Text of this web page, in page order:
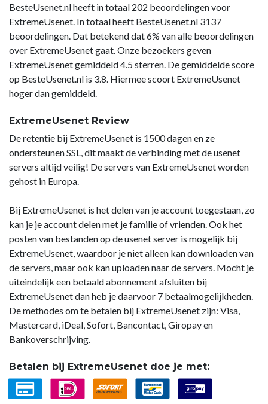
BesteUsenet.nl heeft in totaal 202 beoordelingen voor
ExtremeUsenet. In totaal heeft BesteUsenet.nl 3137
beoordelingen. Dat betekend dat 6% van alle beoordelingen
over ExtremeUsenet gaat. Onze bezoekers geven
ExtremeUsenet gemiddeld 4.5 sterren. De gemiddelde score
op BesteUsenet.nl is 3.8. Hiermee scoort ExtremeUsenet
hoger dan gemiddeld.
ExtremeUsenet Review
De retentie bij ExtremeUsenet is 1500 dagen en ze
ondersteunen SSL, dit maakt de verbinding met de usenet
servers altijd veilig! De servers van ExtremeUsenet worden
gehost in Europa.
Bij ExtremeUsenet is het delen van je account toegestaan, zo
kan je je account delen met je familie of vrienden. Ook het
posten van bestanden op de usenet server is mogelijk bij
ExtremeUsenet, waardoor je niet alleen kan downloaden van
de servers, maar ook kan uploaden naar de servers. Mocht je
uiteindelijk een betaald abonnement afsluiten bij
ExtremeUsenet dan heb je daarvoor 7 betaalmogelijkheden.
De methodes om te betalen bij ExtremeUsenet zijn: Visa,
Mastercard, iDeal, Sofort, Bancontact, Giropay en
Bankoverschrijving.
Betalen bij ExtremeUsenet doe je met: